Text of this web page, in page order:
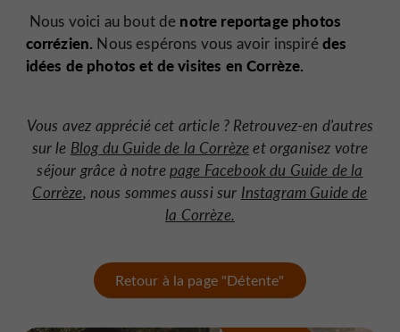
Nous voici au bout de notre reportage photos
corrézien. Nous espérons vous avoir inspiré des
idées de photos et de visites en Corrèze.
Vous avez apprécié cet article ? Retrouvez-en d'autres
sur le Blog du Guide de la Corrèzeet organisez votre
séjour grâce à notrepage Facebook du Guide de la
Corrèze, nous sommes aussi sur Instagram Guide de
la Corrèze.
Retour à la page "Détente"